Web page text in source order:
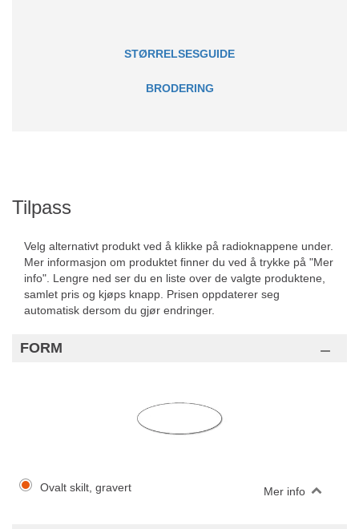
STØRRELSESGUIDE
BRODERING
Tilpass
Velg alternativt produkt ved å klikke på radioknappene under.
Mer informasjon om produktet finner du ved å trykke på "Mer
info". Lengre ned ser du en liste over de valgte produktene,
samlet pris og kjøps knapp. Prisen oppdaterer seg
automatisk dersom du gjør endringer.
FORM
Ovalt skilt, gravert Mer info